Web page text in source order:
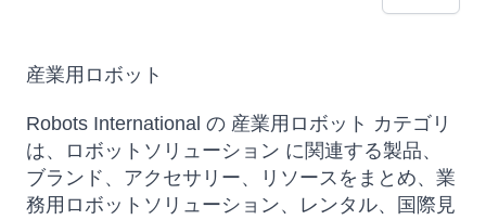
産業用ロボット
Robots International の 産業用ロボット カテゴリ
は、ロボットソリューション に関連する製品、
ブランド、アクセサリー、リソースをまとめ、業
務用ロボットソリューション、レンタル、国際見